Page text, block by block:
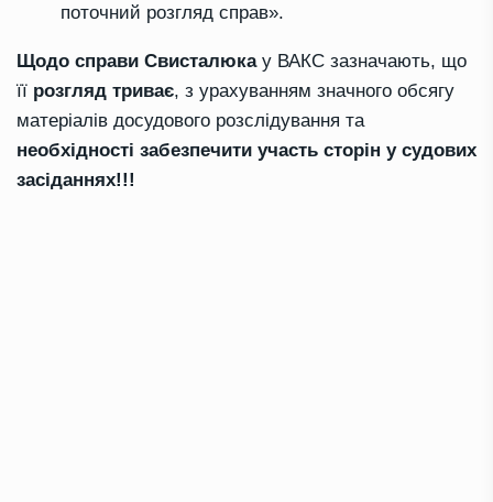
поточний розгляд справ».
Щодо справи Свисталюкау ВАКС зазначають, що
її розгляд триває, з урахуванням значного обсягу
матеріалів досудового розслідування та
необхідності забезпечити участь сторін у судових
засіданнях!!!